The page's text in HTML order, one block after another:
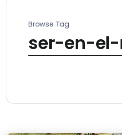
Browse Tag
ser-en-